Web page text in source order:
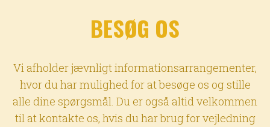
BESØG OS
Vi afholder jævnligt informationsarrangementer,
hvor du har mulighed for at besøge os og stille
alle dine spørgsmål. Du er også altid velkommen
til at kontakte os, hvis du har brug for vejledning